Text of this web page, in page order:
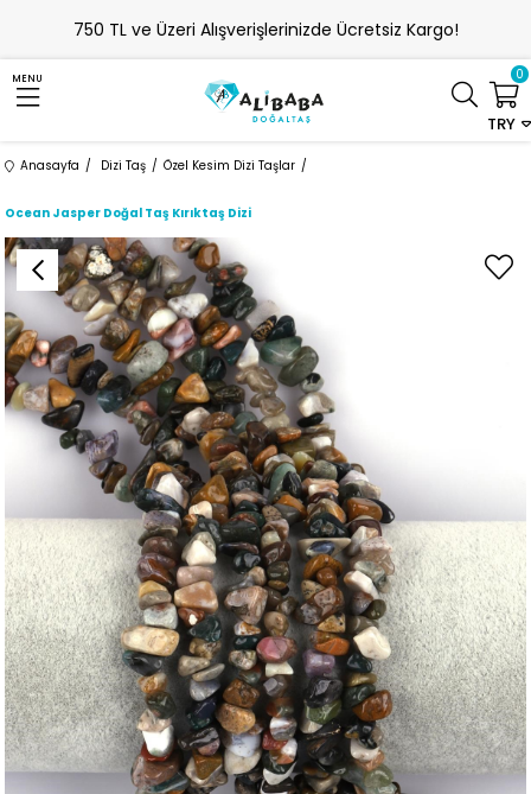
750 TL ve Üzeri Alışverişlerinizde Ücretsiz Kargo!
MENU
TRY
0
Anasayfa Dizi Taş Özel Kesim Dizi Taşlar
Ocean Jasper Doğal Taş Kırıktaş Dizi